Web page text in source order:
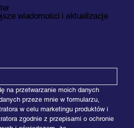
wiadomości i aktualizacje
na przetwarzanie moich danych
przeze mnie w formularzu,
w celu marketingu produktów i
zgodnie z przepisami o ochronie